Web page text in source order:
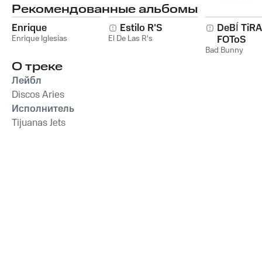
Рекомендованные альбомы
Enrique
Enrique Iglesias
Estilo R'S
El De Las R's
DeBÍ
FOToS
Bad Bunny
О треке
Лейбл
Discos Aries
Исполнитель
Tijuanas Jets